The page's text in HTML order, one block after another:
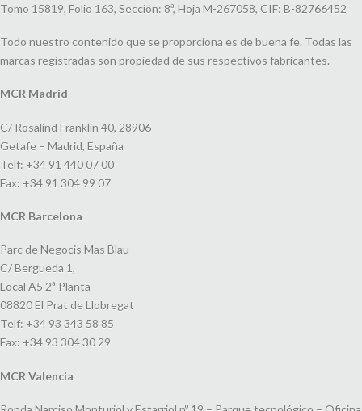
Tomo 15819, Folio 163, Sección: 8ª, Hoja M-267058, CIF: B-82766452
Todo nuestro contenido que se proporciona es de buena fe. Todas las
marcas registradas son propiedad de sus respectivos fabricantes.
MCR Madrid
C/ Rosalind Franklin 40, 28906
Getafe – Madrid, España
Telf: +34 91 440 07 00
Fax: +34 91 304 99 07
MCR Barcelona
Parc de Negocis Mas Blau
C/ Bergueda 1,
Local A5 2ª Planta
08820 El Prat de Llobregat
Telf: +34 93 343 58 85
Fax: +34 93 304 30 29
MCR Valencia